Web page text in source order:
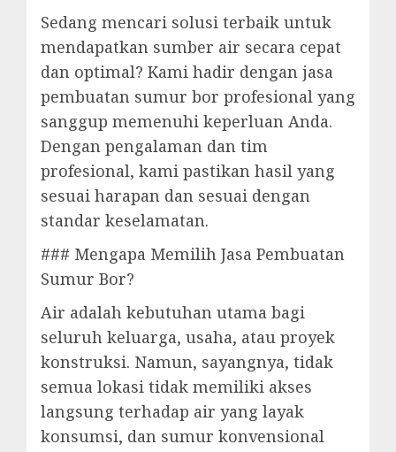
Sedang mencari solusi terbaik untuk
mendapatkan sumber air secara cepat
dan optimal? Kami hadir dengan jasa
pembuatan sumur bor profesional yang
sanggup memenuhi keperluan Anda.
Dengan pengalaman dan tim
profesional, kami pastikan hasil yang
sesuai harapan dan sesuai dengan
standar keselamatan.
### Mengapa Memilih Jasa Pembuatan
Sumur Bor?
Air adalah kebutuhan utama bagi
seluruh keluarga, usaha, atau proyek
konstruksi. Namun, sayangnya, tidak
semua lokasi tidak memiliki akses
langsung terhadap air yang layak
konsumsi, dan sumur konvensional